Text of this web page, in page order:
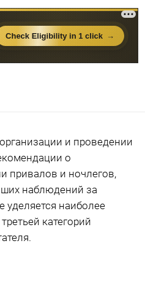
и проведении
о
привалов и ночлегов,
наблюдений за
наиболее
категорий